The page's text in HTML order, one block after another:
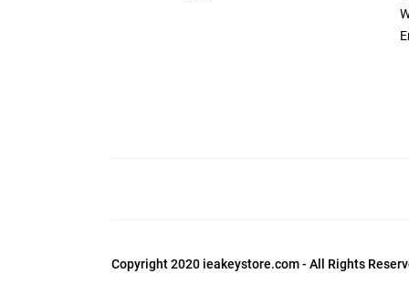
Copyright 2020 ieakeystore.com - All Rights